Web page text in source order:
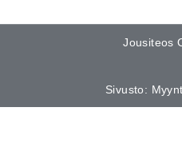
Jousiteos
Sivusto: